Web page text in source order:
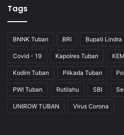
Tags
BNNK Tuban BRI Bupati Lindra
Covid - 19 Kapolres Tuban
Kodim Tuban Pilkada Tuban
PWI Tuban Rutilahu SBI
UNIROW TUBAN Virus Corona